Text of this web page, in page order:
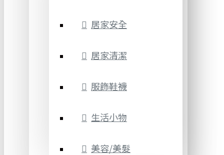
居家安全
居家清潔
服飾鞋襪
生活小物
美容/美髮